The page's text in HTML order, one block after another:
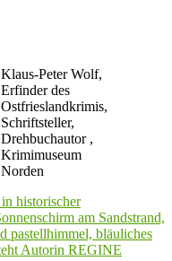
Klaus-Peter Wolf,
Erfinder des
Ostfrieslandkrimis,
Schriftsteller,
Drehbuchautor ,
Krimimuseum
Norden